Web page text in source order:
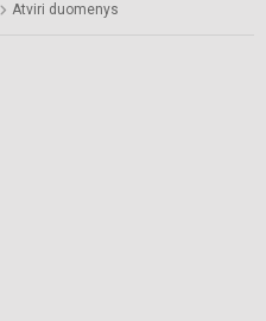
Atviri duomenys